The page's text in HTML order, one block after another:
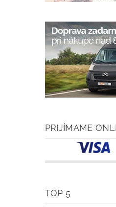
PRIJÍMAME
TOP 5